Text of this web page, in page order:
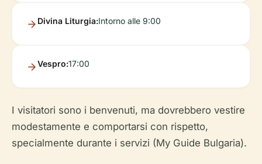
Divina Liturgia:Intorno alle 9:00
Vespro:17:00
I visitatori sono i benvenuti, ma dovrebbero vestire
modestamente e comportarsi con rispetto,
specialmente durante i servizi (My Guide Bulgaria).